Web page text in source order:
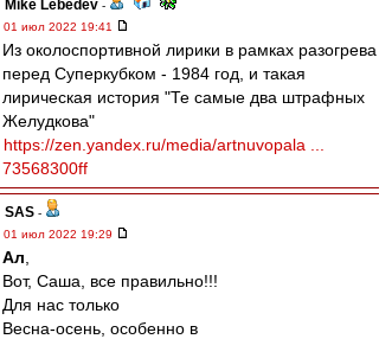
Mike Lebedev -
01 июл 2022 19:41
Из околоспортивной лирики в рамках разогрева
перед Суперкубком - 1984 год, и такая
лирическая история "Те самые два штрафных
Желудкова"
https://zen.yandex.ru/media/artnuvopala ...
73568300ff
SAS -
01 июл 2022 19:29
Ал
Вот, Саша, все правильно!!!
Для нас только
Весна-осень, особенно в